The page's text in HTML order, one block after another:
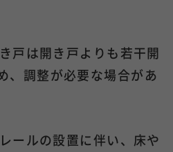
戸は開き戸よりも若干開
、調整が必要な場合があ
ールの設置に伴い、床や